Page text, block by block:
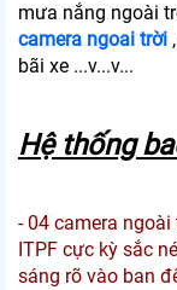
mưa nắng ngoài
camera ngoai trời
bãi xe ...v...v...
Hệ thống
- 04 camera
ITPF cực kỳ sắc
sáng rõ vào ban